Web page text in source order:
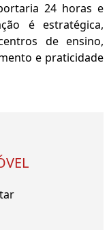
24 horas e
é estratégica,
de ensino,
e praticidade